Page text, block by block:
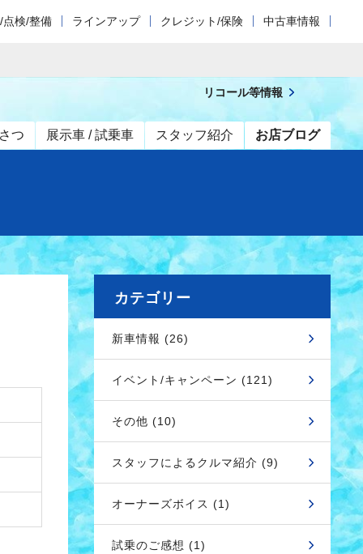
点検/整備 ラインアップ クレジット/保険 中古車情報
つ 展示車 / 試乗車 スタッフ紹介 お店ブログ
リコール等情報
カテゴリー
新車情報 (26)
イベント/キャンペーン (121)
その他 (10)
スタッフによるクルマ紹介 (9)
オーナーズボイス (1)
試乗のご感想 (1)